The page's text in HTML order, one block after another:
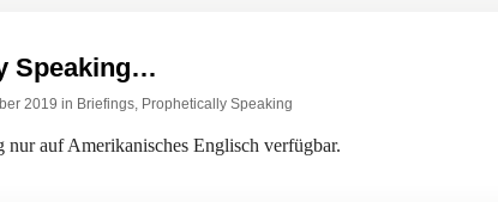
Speaking…
2019 in Briefings, Prophetically Speaking
nur auf Amerikanisches Englisch verfügbar.